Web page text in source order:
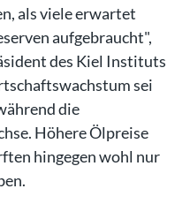
als viele erwartet
aufgebraucht",
des Kiel Instituts
sei
die
Höhere Ölpreise
hingegen wohl nur